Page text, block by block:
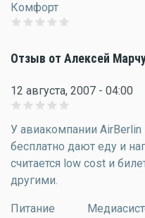
Комфорт
Отзыв от Алексей
12 августа, 2007 - 04:00
У авиакомпании AirBerlin
бесплатно дают еду и
считается low cost и
другими.
Питание